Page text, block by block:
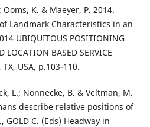
K. & Maeyer, P. 2014.
Landmark Characteristics in an
UBIQUITOUS POSITIONING
BASED SERVICE
USA, p.103-110.
L.; Nonnecke, B. & Veltman, M.
describe relative positions of
GOLD C. (Eds) Headway in